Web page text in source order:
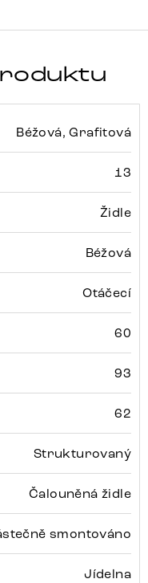
Béžová, Grafitová
13
Židle
Béžová
Otáčecí
60
93
62
Strukturovaný
Čalouněná židle
smontováno
Jídelna